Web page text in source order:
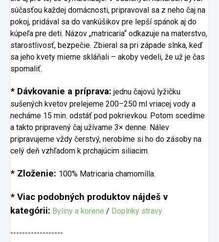
súčasťou každej domácnosti, pripravoval sa z neho čaj na
pokoj, pridával sa do vankúšikov pre lepší spánok aj do
kúpeľa pre deti. Názov „matricaria“ odkazuje na materstvo,
starostlivosť, bezpečie. Zbieral sa pri západe slnka, keď
sa jeho kvety mierne skláňali – akoby vedeli, že už je čas
spomaliť.
* Dávkovanie a príprava: jednu čajovú lyžičku
sušených kvetov prelejeme 200–250 ml vriacej vody a
necháme 15 min. odstáť pod pokrievkou. Potom scedíme
a takto pripravený čaj užívame 3× denne. Nálev
pripravujeme vždy čerstvý, nerobíme si ho do zásoby na
celý deň vzhľadom k prchajúcim siliacim.
* Zloženie: 100% Matricaria chamomilla.
* Viac podobných produktov nájdeš v
kategórii: Byliny a korene / Doplnky stravy
------------------